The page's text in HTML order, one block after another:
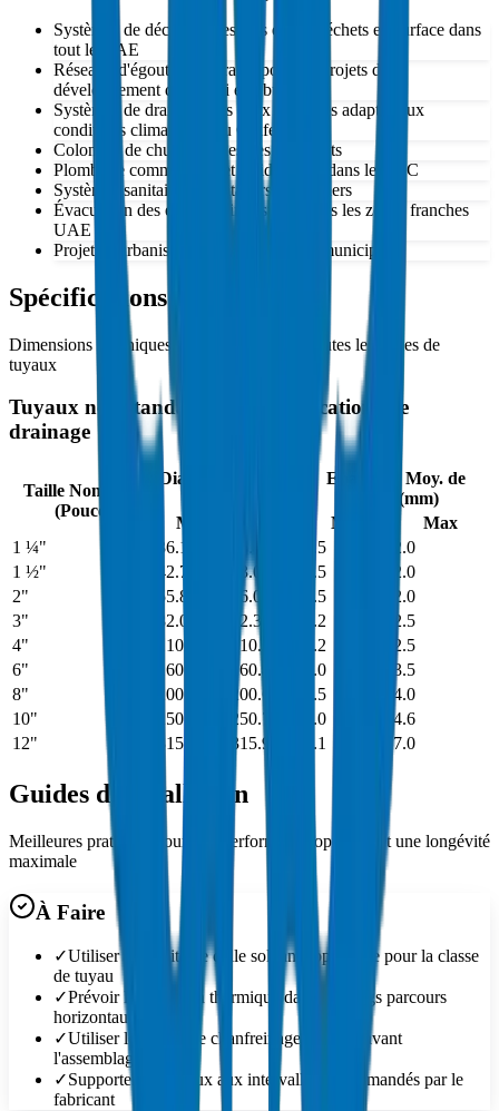
Systèmes de décharge des sols et des déchets en surface dans
tout le UAE
Réseaux d'égouts souterrains pour les projets de
développement de Dubai et Abu Dhabi
Systèmes de drainage des eaux pluviales adaptés aux
conditions climatiques du Golfe
Colonnes de chute internes des bâtiments
Plomberie commerciale et résidentielle dans le GCC
Systèmes sanitaires hospitaliers et hôteliers
Évacuation des effluents industriels dans les zones franches
UAE
Projets d'urbanisme et d'infrastructure municipale
Spécifications des Tuyaux
Dimensions techniques et paramètres pour toutes les tailles de
tuyaux
Tuyaux non standards pour applications de
drainage
Taille Nominale
(Pouce)
Diam. Ext. Moyen
Epaisseur Moy. de
Paroi (mm)
Min
Min
Max
1 ¼"
36.15 1.5
2.0
1 ½"
42.75 43.05 1.5
2.0
2"
55.85 56.05 1.5
2.0
3"
82.00 82.35 2.2
2.5
4"
110.00 110.32 2.2
2.5
6"
160.00 160.45 3.0
3.5
8"
200.00 200.65 3.5
4.0
10"
250.00 250.75 4.0
4.6
12"
315.00 315.90 6.1 7.0
Guides d'Installation
Meilleures pratiques pour une performance optimale et une longévité
maximale
À Faire
✓Utiliser la qualité de colle solvant appropriée pour la classe
de tuyau
✓Prévoir la dilatation thermique dans les longs parcours
horizontaux
✓Utiliser les outils de chanfreinage corrects avant
l'assemblage
✓Supporter les tuyaux aux intervalles recommandés par le
fabricant